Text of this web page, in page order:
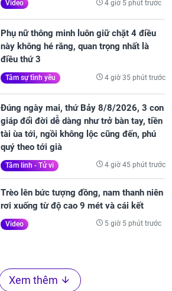
Video 4 giờ 5 phút trước
Phụ nữ thông minh luôn giữ chặt 4 điều
này không hé răng, quan trọng nhất là
điều thứ 3
Tâm sự tình yêu 4 giờ 35 phút trước
Đúng ngày mai, thứ Bảy 8/8/2026, 3 con
giáp đổi đời dễ dàng như trở bàn tay, tiền
tài ùa tới, ngồi không lộc cũng đến, phú
quý theo tới già
Tâm linh - Tử vi 4 giờ 45 phút trước
Trèo lên bức tượng đồng, nam thanh niên
rơi xuống từ độ cao 9 mét và cái kết
Video 5 giờ 5 phút trước
Xem thêm